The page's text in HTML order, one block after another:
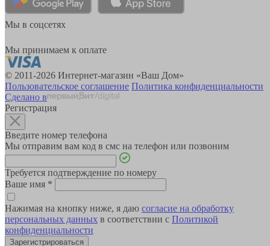
Мы в соцсетях
Мы принимаем к оплате
© 2011-2026 Интернет-магазин «Ваш Дом»
Пользовательское соглашение Политика конфиденциальности
Сделано в
Регистрация
Введите номер телефона
Мы отправим вам код в смс на телефон или позвоним
Требуется подтверждение по номеру
Ваше имя *
Нажимая на кнопку ниже, я даю согласие на обработку
персональных данных в соответствии с Политикой
конфиденциальности
Зарегистрироваться